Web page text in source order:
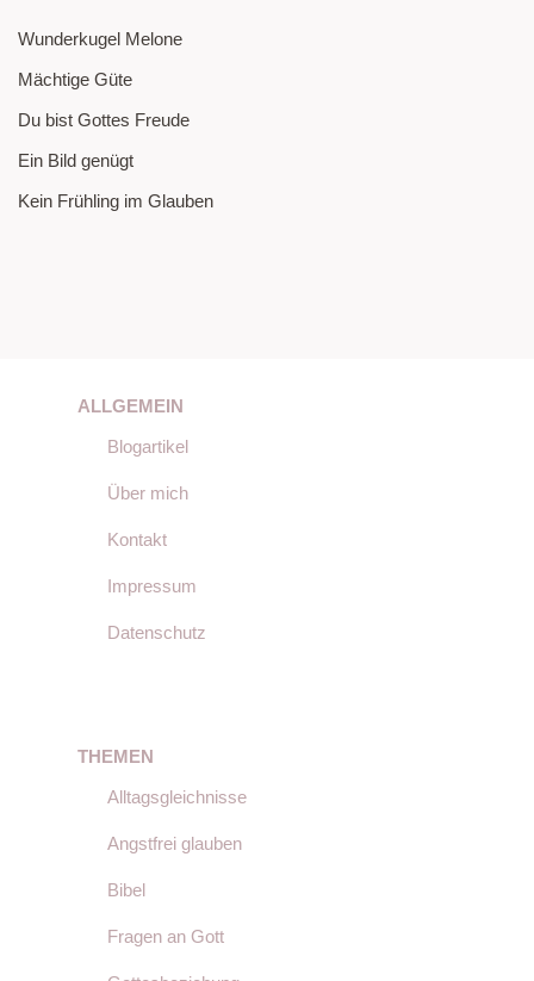
Wunderkugel Melone
Mächtige Güte
Du bist Gottes Freude
Ein Bild genügt
Kein Frühling im Glauben
ALLGEMEIN
Blogartikel
Über mich
Kontakt
Impressum
Datenschutz
THEMEN
Alltagsgleichnisse
Angstfrei glauben
Bibel
Fragen an Gott